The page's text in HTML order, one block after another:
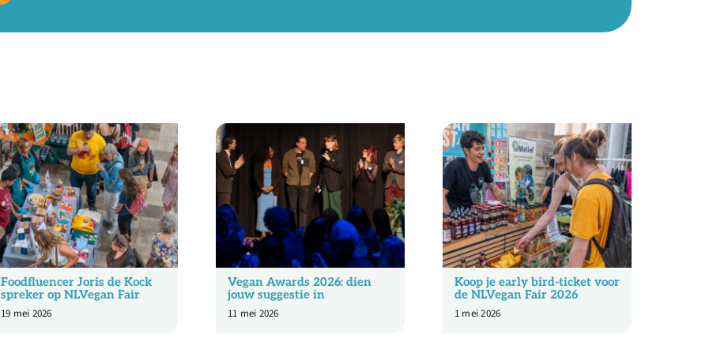
Foodfluencer Joris de Kock
spreker op NLVegan Fair
19 mei 2026
Vegan Awards 2026: dien
jouw suggestie in
11 mei 2026
Koop je early bird-ticket voor
de NLVegan Fair 2026
1 mei 2026